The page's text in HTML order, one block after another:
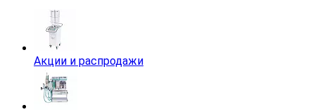
Акции и распродажи